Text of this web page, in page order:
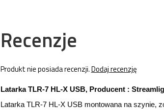
Recenzje
Produkt nie posiada recenzji.Dodaj recenzję
Latarka TLR-7 HL-X USB, Producent :
Latarka TLR-7 HL-X USB montowana na szynie,